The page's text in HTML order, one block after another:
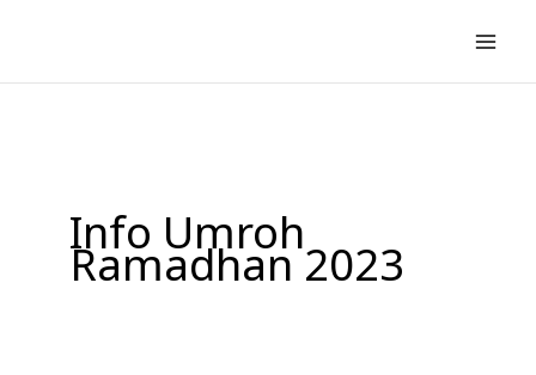
konten
Info Umroh
Ramadhan 2023